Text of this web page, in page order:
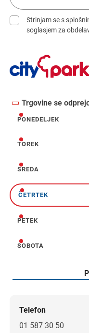
Strinjam se s
soglasjem za
Trgovine se
ponedeljek
PONEDELJEK
torek
TOREK
sreda
SREDA
četrtek
ČETRTEK
petek
PETEK
sobota
SOBOTA
Telefon
01 587 30 50